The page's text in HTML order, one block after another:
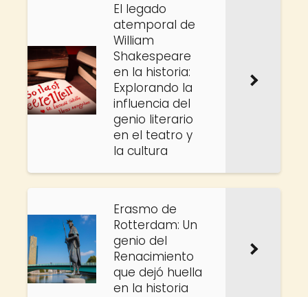
El legado
atemporal de
William
Shakespeare
en la historia:
Explorando la
influencia del
genio literario
en el teatro y
la cultura
Erasmo de
Rotterdam: Un
genio del
Renacimiento
que dejó huella
en la historia